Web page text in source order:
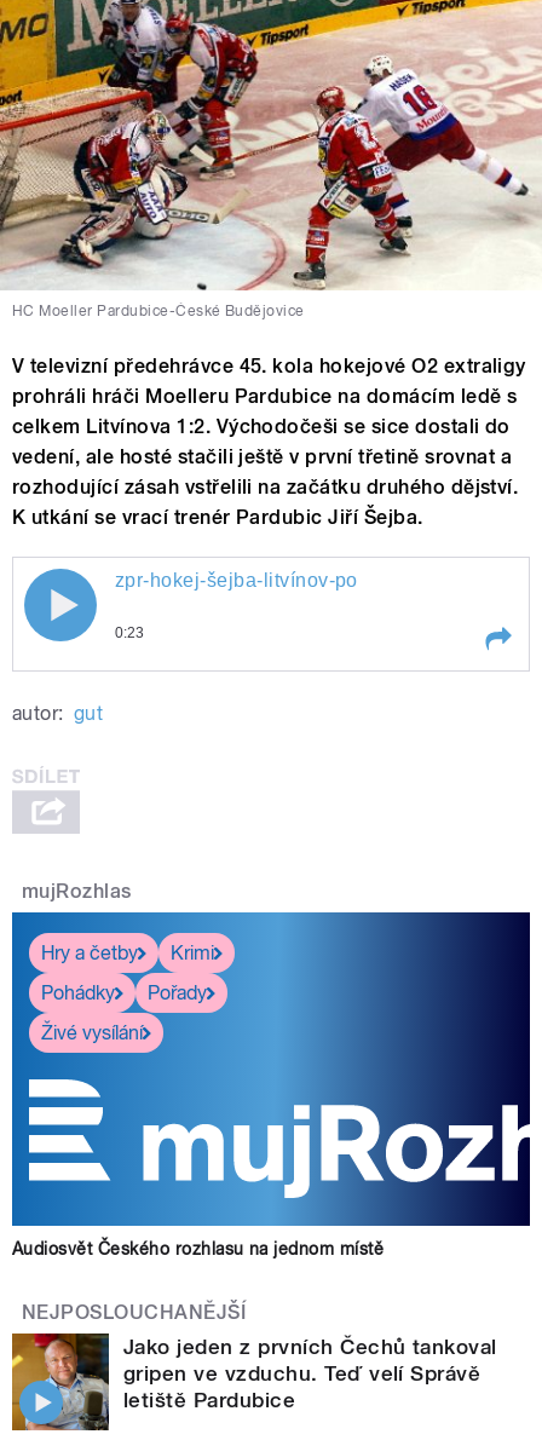
HC Moeller Pardubice-České Budějovice
V televizní předehrávce 45. kola hokejové O2 extraligy
prohráli hráči Moelleru Pardubice na domácím ledě s
celkem Litvínova 1:2. Východočeši se sice dostali do
vedení, ale hosté stačili ještě v první třetině srovnat a
rozhodující zásah vstřelili na začátku druhého dějství.
K utkání se vrací trenér Pardubic Jiří Šejba.
pause
zpr-hokej-šejba-litvínov-po
0:23
autor: gut
mujRozhlas
Hry a četby
Krimi
Pohádky
Pořady
Živé vysílání
Audiosvět Českého rozhlasu na jednom místě
NEJPOSLOUCHANĚJŠÍ
Jako jeden z prvních Čechů tankoval
gripen ve vzduchu. Teď velí Správě
letiště Pardubice